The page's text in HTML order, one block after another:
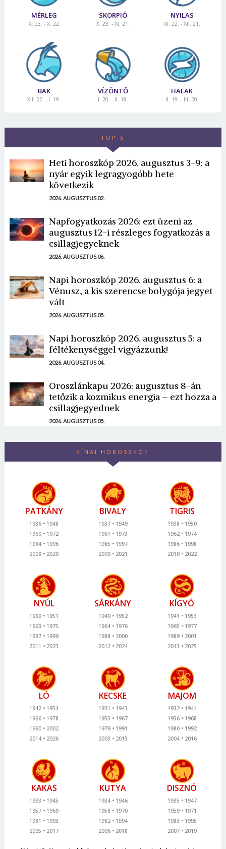
MÉRLEG
IX. 23. - X. 22.
SKORPIÓ
X. 23. - XI. 21.
NYILAS
XI. 22. - XII. 21.
BAK
XII. 22. - I. 19.
VÍZÖNTŐ
I. 20. - II. 18.
HALAK
II. 19. - III. 20.
TOP 5
Heti horoszkóp 2026. augusztus 3-9: a
nyár egyik legragyogóbb hete
következik
2026. AUGUSZTUS 02.
Napfogyatkozás 2026: ezt üzeni az
augusztus 12-i részleges fogyatkozás a
csillagjegyeknek
2026. AUGUSZTUS 06.
Napi horoszkóp 2026. augusztus 6: a
Vénusz, a kis szerencse bolygója jegyet
vált
2026. AUGUSZTUS 05.
Napi horoszkóp 2026. augusztus 5: a
féltékenységgel vigyázzunk!
2026. AUGUSZTUS 04.
Oroszlánkapu 2026: augusztus 8-án
tetőzik a kozmikus energia – ezt hozza a
csillagjegyednek
2026. AUGUSZTUS 05.
KÍNAI HOROSZKÓP
PATKÁNY
1936
1948
1960
1972
1984
1996
2008
2020
BIVALY
1937
1949
1961
1973
1985
1997
2009
2021
TIGRIS
1938
1950
1962
1974
1986
1998
2010
2022
NYÚL
1939
1951
1963
1975
1987
1999
2011
2023
SÁRKÁNY
1940
1952
1964
1976
1988
2000
2012
2024
KÍGYÓ
1941
1953
1965
1977
1989
2001
2013
2025
LÓ
1942
1954
1966
1978
1990
2002
2014
2026
KECSKE
1931
1943
1955
1967
1979
1991
2003
2015
MAJOM
1932
1944
1956
1968
1980
1992
2004
2016
KAKAS
1933
1945
1957
1969
1981
1993
2005
2017
KUTYA
1934
1946
1958
1970
1982
1994
2006
2018
DISZNÓ
1935
1947
1959
1971
1983
1995
2007
2019